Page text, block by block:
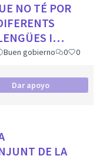
NO TÉ POR
I
Buen gobierno 0 0
Dar apoyo
DE LA